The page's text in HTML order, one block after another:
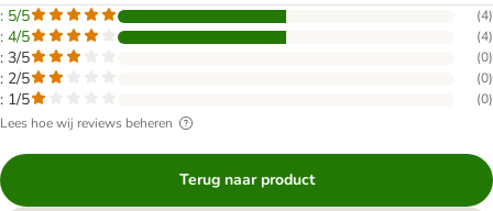
: 5/5 (4)
: 4/5 (4)
: 3/5 (0)
: 2/5 (0)
: 1/5 (0)
Lees hoe wij reviews beheren
Terug naar product